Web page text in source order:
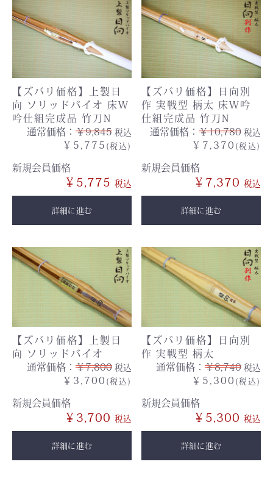
【ズバリ価格】上製日
向 ソリッドバイオ 床W
吟仕組完成品 竹刀N
通常価格： ￥9,845 税込
￥5,775 (税込)
新規会員価格
￥5,775
詳細に進む
【ズバリ価格】日向別
作 実戦型 柄太 床W吟
仕組完成品 竹刀N
通常価格： ￥10,780 税込
￥7,370 (税込)
新規会員価格
￥7,370
詳細に進む
【ズバリ価格】上製日
向 ソリッドバイオ
通常価格： ￥7,800 税込
￥3,700 (税込)
新規会員価格
￥3,700
詳細に進む
【ズバリ価格】日向別
作 実戦型 柄太
通常価格： ￥8,740 税込
￥5,300 (税込)
新規会員価格
￥5,300
詳細に進む